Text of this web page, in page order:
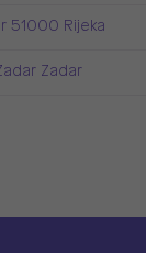
51000 Rijeka
Zadar